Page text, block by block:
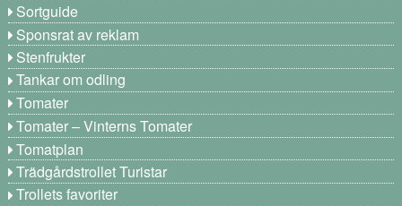
Sortguide
Sponsrat av reklam
Stenfrukter
Tankar om odling
Tomater
Tomater – Vinterns Tomater
Tomatplan
Trädgårdstrollet Turistar
Trollets favoriter